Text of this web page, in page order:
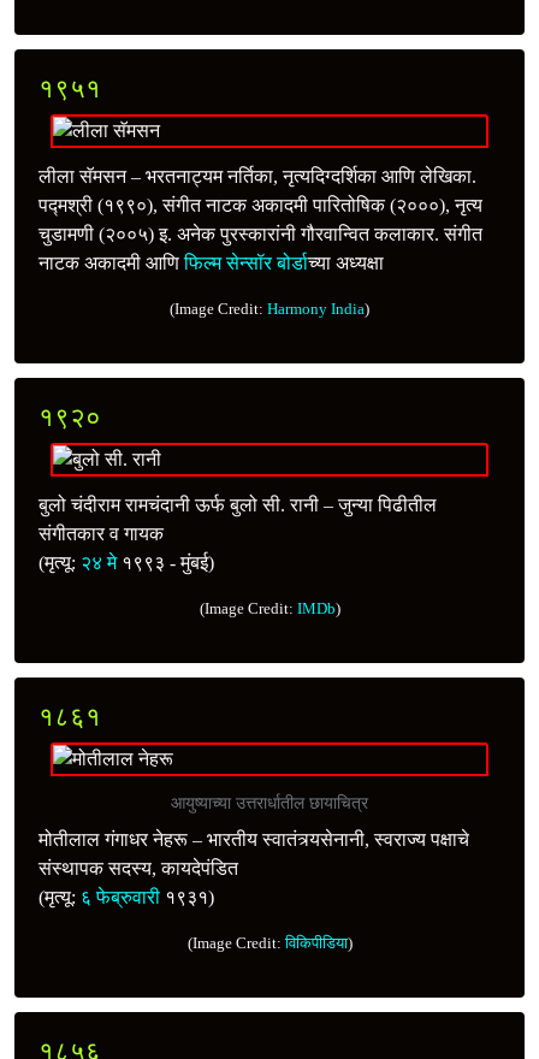
१९५१
लीला सॅमसन – भरतनाट्यम नर्तिका, नृत्यदिग्दर्शिका आणि लेखिका.
पद्मश्री (१९९०), संगीत नाटक अकादमी पारितोषिक (२०००), नृत्य
चुडामणी (२००५) इ. अनेक पुरस्कारांनी गौरवान्वित कलाकार.संगीत
नाटक अकादमी आणिफिल्म सेन्सॉर बोर्डाच्या अध्यक्षा
(Image Credit: Harmony India)
१९२०
बुलो चंदीराम रामचंदानी ऊर्फ बुलो सी. रानी – जुन्या पिढीतील
संगीतकार व गायक
(मृत्यू: २४ मे१९९३ - मुंबई)
(Image Credit: IMDb)
१८६१
आयुष्याच्या उत्तरार्धातील छायाचित्र
मोतीलाल गंगाधर नेहरू – भारतीय स्वातंत्र्यसेनानी, स्वराज्य पक्षाचे
संस्थापक सदस्य, कायदेपंडित
(मृत्यू: ६ फेब्रुवारी १९३१)
(Image Credit:विकिपीडिया)
१८५६